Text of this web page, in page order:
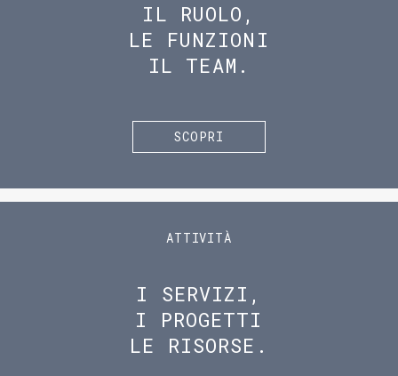
IL RUOLO,
LE FUNZIONI
IL TEAM.
SCOPRI
ATTIVITÀ
I SERVIZI,
I PROGETTI
LE RISORSE.